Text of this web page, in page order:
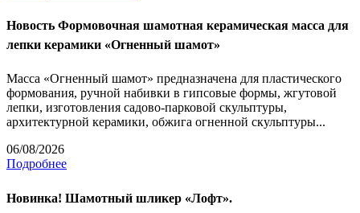
Новость Формовочная шамотная керамическая масса для
лепки керамики «Огненный шамот»
Масса «Огненный шамот» предназначена для пластического
формования, ручной набивки в гипсовые формы, жгутовой
лепки, изготовления садово-парковой скульптуры,
архитектурной керамики, обжига огненной скульптуры...
06/08/2026
Подробнее
Новинка! Шамотный шликер «Лофт».